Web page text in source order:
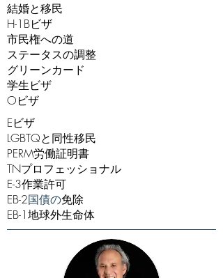
結婚と移民
H-1Bビザ
市民権への道
ステータスの調整
グリーンカード
学生ビザ
Oビザ
Eビザ
LGBTQと同性移民
PERM労働証明書
TNプロフェッショナル
E-3作業許可
EB-2国債の免除
EB-1地球外生命体